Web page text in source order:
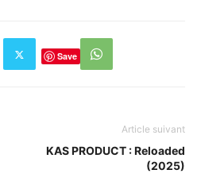
Save
Article suivant
KAS PRODUCT : Reloaded
(2025)